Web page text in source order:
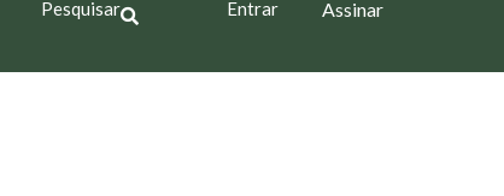
Pesquisar Entrar Assinar